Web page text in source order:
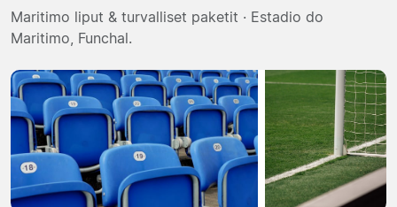
Matkatoimistoja
Maritimo liput & turvalliset paketit · Estadio do
Maritimo, Funchal.